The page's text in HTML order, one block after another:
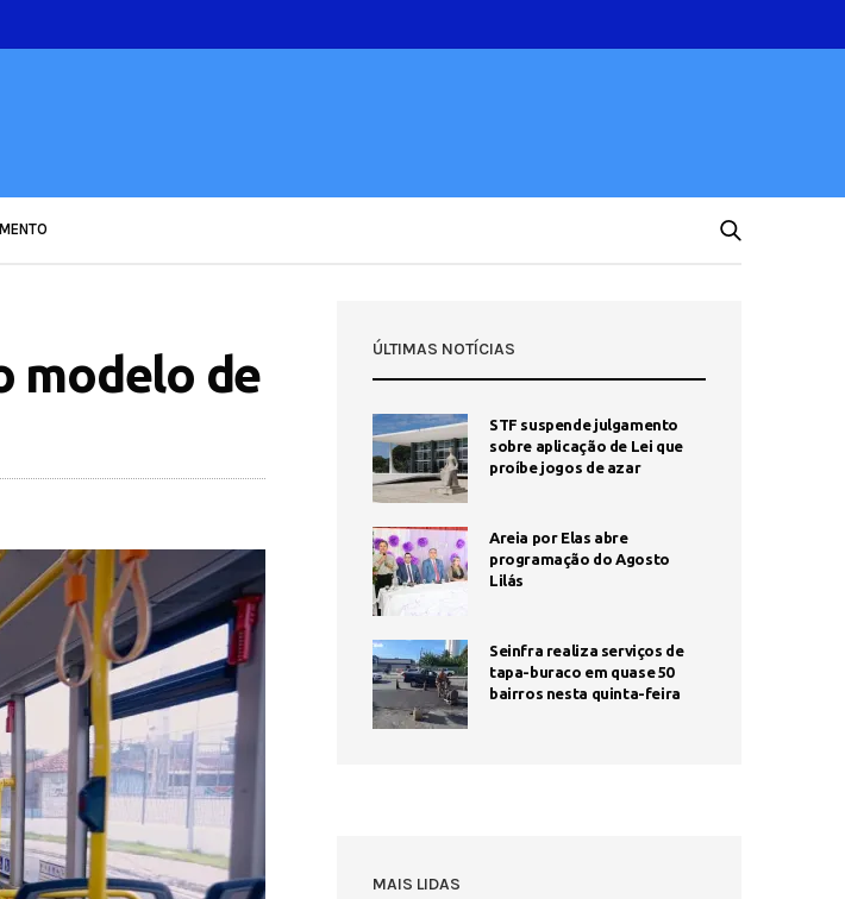
modelo de
ÚLTIMAS NOTÍCIAS
STF suspende julgamento
sobre aplicação de Lei que
proíbe jogos de azar
Areia por Elas abre
programação do Agosto
Lilás
Seinfra realiza serviços de
tapa-buraco em quase 50
bairros nesta quinta-feira
MAIS LIDAS